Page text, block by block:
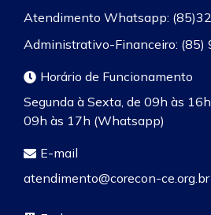
Atendimento Whatsapp:
Administrativo-Financeiro:
Horário de Funcionamento
Segunda à Sexta, de 09h às
09h às 17h (Whatsapp)
E-mail
atendimento@corecon-ce.org.br